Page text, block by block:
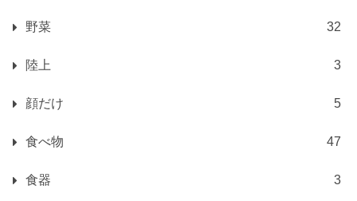
野菜 32
陸上 3
顔だけ 5
食べ物 47
食器 3